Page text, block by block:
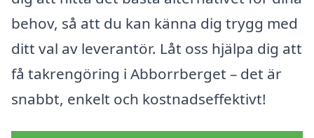
behov, så att du kan känna dig trygg med
ditt val av leverantör. Låt oss hjälpa dig att
få takrengöring i Abborrberget – det är
snabbt, enkelt och kostnadseffektivt!